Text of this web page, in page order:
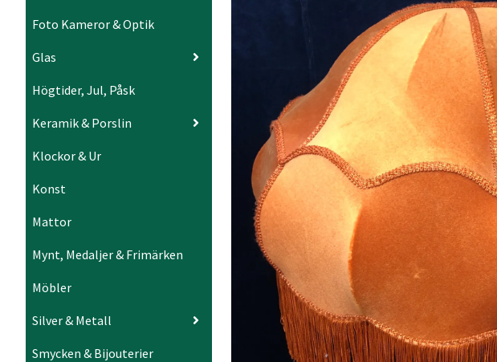
Foto Kameror & Optik
Glas
Högtider, Jul, Påsk
Keramik & Porslin
Klockor & Ur
Konst
Mattor
Mynt, Medaljer & Frimärken
Möbler
Silver & Metall
Smycken & Bijouterier